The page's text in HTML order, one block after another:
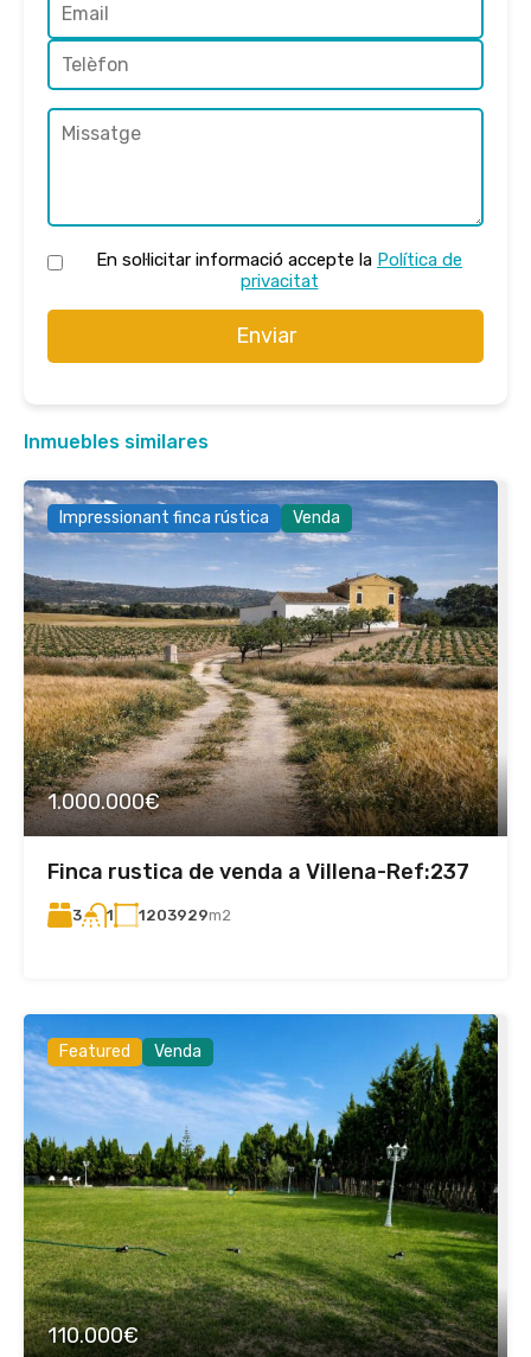
En sol·licitar informació accepte la Política de
privacitat
Enviar
Inmuebles similares
Impressionant finca rústica Venda
1.000.000€
Finca rustica de venda a Villena-Ref:237
3 1 1203929m2
Featured Venda
110.000€